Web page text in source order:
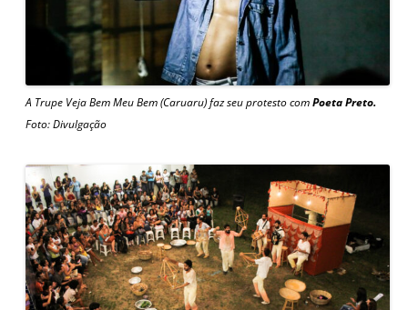
A Trupe Veja Bem Meu Bem (Caruaru) faz seu protesto comPoeta Preto.
Foto: Divulgação